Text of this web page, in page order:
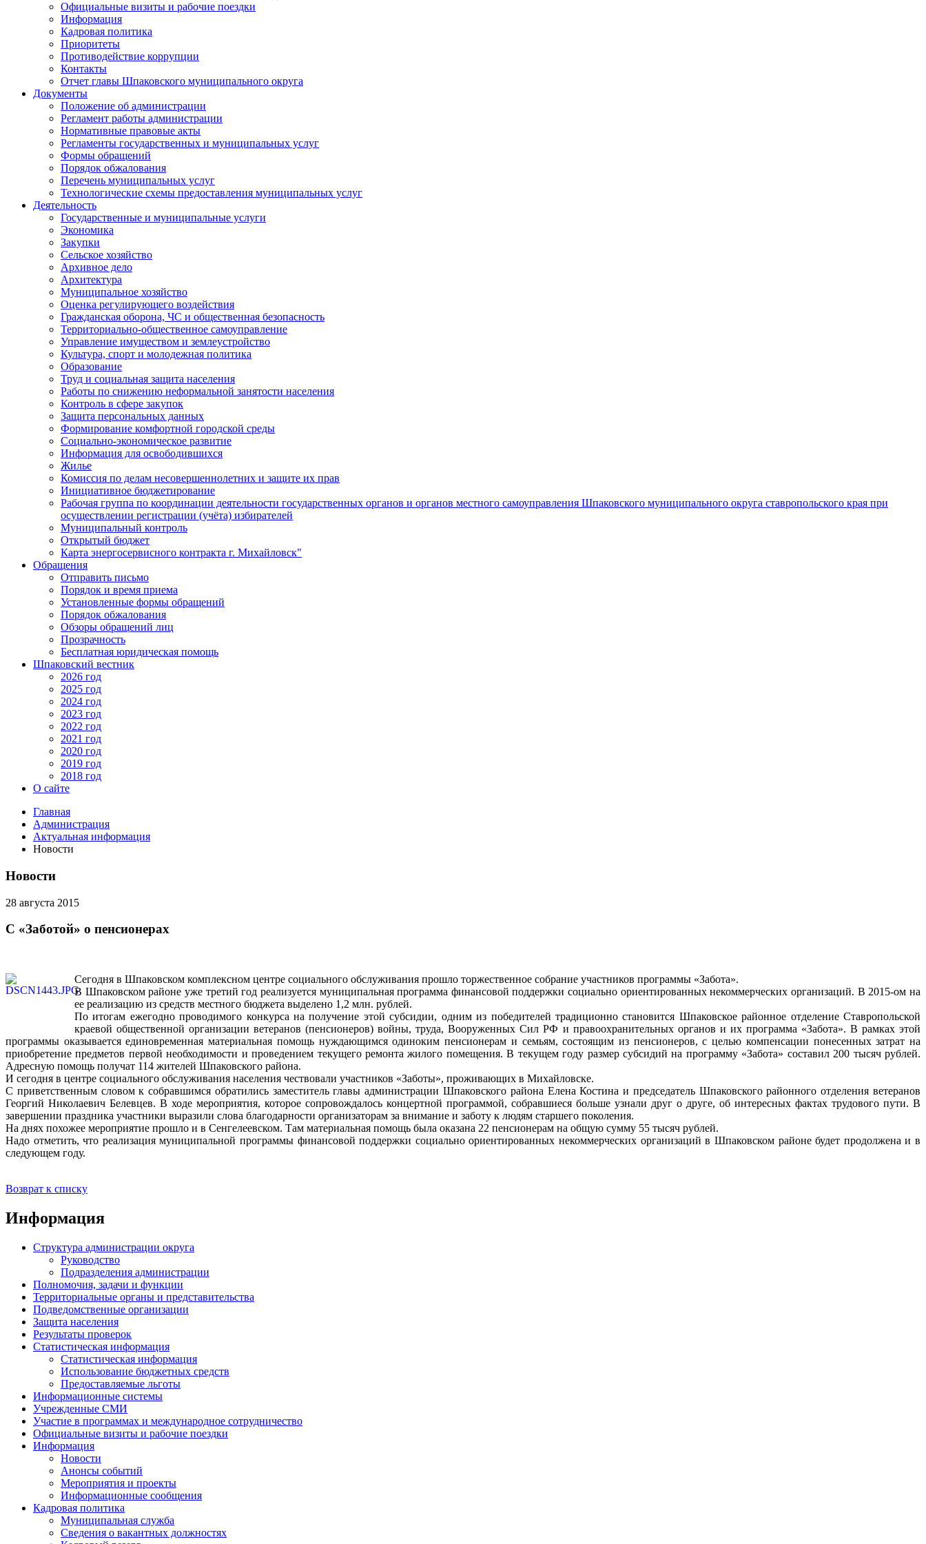
Официальные визиты и рабочие поездки
Информация
Кадровая политика
Приоритеты
Противодействие коррупции
Контакты
Отчет главы Шпаковского муниципального округа
Документы
Положение об администрации
Регламент работы администрации
Нормативные правовые акты
Регламенты государственных и муниципальных услуг
Формы обращений
Порядок обжалования
Перечень муниципальных услуг
Технологические схемы предоставления муниципальных услуг
Деятельность
Государственные и муниципальные услуги
Экономика
Закупки
Сельское хозяйство
Архивное дело
Архитектура
Муниципальное хозяйство
Оценка регулирующего воздействия
Гражданская оборона, ЧС и общественная безопасность
Территориально-общественное самоуправление
Управление имуществом и землеустройство
Культура, спорт и молодежная политика
Образование
Труд и социальная защита населения
Работы по снижению неформальной занятости населения
Контроль в сфере закупок
Защита персональных данных
Формирование комфортной городской среды
Социально-экономическое развитие
Информация для освободившихся
Жилье
Комиссия по делам несовершеннолетних и защите их прав
Инициативное бюджетирование
Рабочая группа по координации деятельности государственных органов и органов местного самоуправления Шпаковского муниципального округа ставропольского края при
осуществлении регистрации (учёта) избирателей
Муниципальный контроль
Открытый бюджет
Карта энергосервисного контракта г. Михайловск"
Обращения
Отправить письмо
Порядок и время приема
Установленные формы обращений
Порядок обжалования
Обзоры обращений лиц
Прозрачность
Бесплатная юридическая помощь
Шпаковский вестник
2026 год
2025 год
2024 год
2023 год
2022 год
2021 год
2020 год
2019 год
2018 год
О сайте
Главная
Администрация
Актуальная информация
Новости
Новости
28 августа 2015
С «Заботой» о пенсионерах
Сегодня в Шпаковском комплексном центре социального обслуживания прошло торжественное собрание участников программы «Забота».
В Шпаковском районе уже третий год реализуется муниципальная программа финансовой поддержки социально ориентированных некоммерческих организаций. В 2015-ом на
ее реализацию из средств местного бюджета выделено 1,2 млн. рублей.
По итогам ежегодно проводимого конкурса на получение этой субсидии, одним из победителей традиционно становится Шпаковское районное отделение Ставропольской
краевой общественной организации ветеранов (пенсионеров) войны, труда, Вооруженных Сил РФ и правоохранительных органов и их программа «Забота». В рамках этой
программы оказывается единовременная материальная помощь нуждающимся одиноким пенсионерам и семьям, состоящим из пенсионеров, с целью компенсации понесенных затрат на
приобретение предметов первой необходимости и проведением текущего ремонта жилого помещения. В текущем году размер субсидий на программу «Забота» составил 200 тысяч рублей.
Адресную помощь получат 114 жителей Шпаковского района.
И сегодня в центре социального обслуживания населения чествовали участников «Заботы», проживающих в Михайловске.
С приветственным словом к собравшимся обратились заместитель главы администрации Шпаковского района Елена Костина и председатель Шпаковского районного отделения ветеранов
Георгий Николаевич Белевцев. В ходе мероприятия, которое сопровождалось концертной программой, собравшиеся больше узнали друг о друге, об интересных фактах трудового пути. В
завершении праздника участники выразили слова благодарности организаторам за внимание и заботу к людям старшего поколения.
На днях похожее мероприятие прошло и в Сенгелеевском. Там материальная помощь была оказана 22 пенсионерам на общую сумму 55 тысяч рублей.
Надо отметить, что реализация муниципальной программы финансовой поддержки социально ориентированных некоммерческих организаций в Шпаковском районе будет продолжена и в
следующем году.
Возврат к списку
Информация
Структура администрации округа
Руководство
Подразделения администрации
Полномочия, задачи и функции
Территориальные органы и представительства
Подведомственные организации
Защита населения
Результаты проверок
Статистическая информация
Статистическая информация
Использование бюджетных средств
Предоставляемые льготы
Информационные системы
Учрежденные СМИ
Участие в программах и международное сотрудничество
Официальные визиты и рабочие поездки
Информация
Новости
Анонсы событий
Мероприятия и проекты
Информационные сообщения
Кадровая политика
Муниципальная служба
Сведения о вакантных должностях